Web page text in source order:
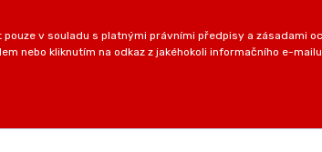
v souladu s platnými právními předpisy a zásadami
nebo kliknutím na odkaz z jakéhokoli informačního e-